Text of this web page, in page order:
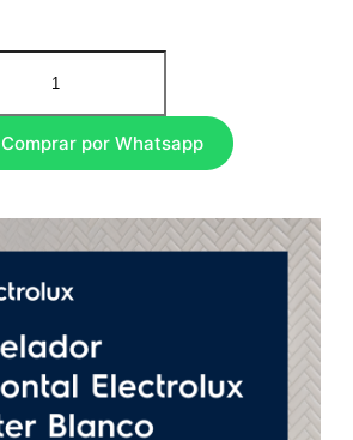
Comprar por Whatsapp